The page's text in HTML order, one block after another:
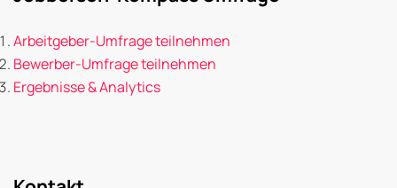
Arbeitgeber-Umfrage teilnehmen
Bewerber-Umfrage teilnehmen
Ergebnisse & Analytics